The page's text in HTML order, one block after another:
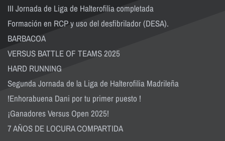
III Jornada de Liga de Halterofilia completada
Formación en RCP y uso del desfibrilador (DESA).
BARBACOA
VERSUS BATTLE OF TEAMS 2025
HARD RUNNING
Segunda Jornada de la Liga de Halterofilia Madrileña
!Enhorabuena Dani por tu primer puesto !
¡Ganadores Versus Open 2025!
7 AÑOS DE LOCURA COMPARTIDA